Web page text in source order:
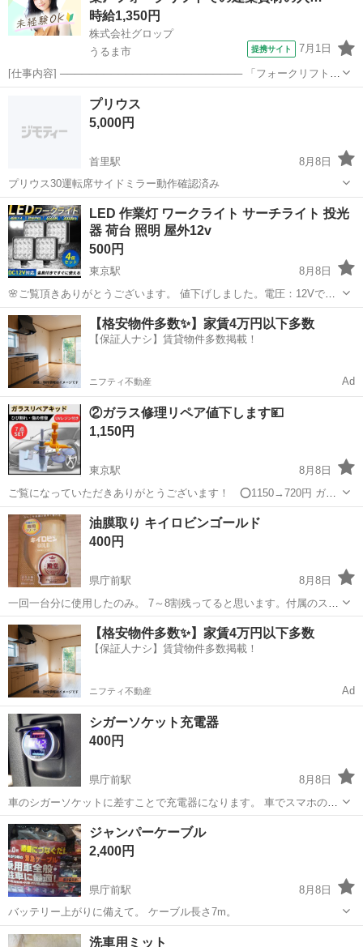
時給1,350円
株式会社グロップ
うるま市
提携サイト 7月1日
[仕事内容] ───────────────────────── 「フォークリフトの
資格はあるけど実務経験がない…」 「ブランクがあって自信がな
い…」 問題ございません！ フォークリフトの資格をお持ちであれば
未経験者やブラ...
うるま市 仕分け
プリウス
5,000円
首里駅
8月8日
プリウス30運転席サイドミラー動作確認済み
沖縄 那覇市 首里駅 外装、車外用品 ミラー
LED 作業灯 ワークライト サーチライト 投光
器 荷台 照明 屋外12v
500円
東京駅
8月8日
🌸ご覧頂きありがとうございます。 値下げしました。電圧：12Vで
す。 ⭕1個500円 ⭕ 2個1000円 ‼️1袋4個セット→1600円‼️お得 商品説
明 電圧：12Vです。 🌸付属品：本体・取付ステー・ネジ（モデル
に...
沖縄 宜野湾市 東京駅 メンテナンス用品
【格安物件多数✨】家賃4万円以下多数
【保証人ナシ】賃貸物件多数掲載！
ニフティ不動産 Ad
②ガラス修理リペア値下します💴
1,150円
東京駅
8月8日
ご覧になっていただきありがとうございます！ ⭕1150→720円 ガラ
スのひび割れや小さな傷を自宅で簡単に修理できるリペアキットで
す。 ■商品説明 ・ガラスの傷を自宅で簡単に修復できる便利なリペア
キットです。 ・大小さ...
沖縄 宜野湾市 東京駅 メンテナンス用品
油膜取り キイロビンゴールド
400円
県庁前駅
8月8日
一回一台分に使用したのみ。 7～8割残ってると思います。付属のスポ
ンジ付き。
沖縄 那覇市 県庁前駅 メンテナンス用品
【格安物件多数✨】家賃4万円以下多数
【保証人ナシ】賃貸物件多数掲載！
ニフティ不動産 Ad
シガーソケット充電器
400円
県庁前駅
8月8日
車のシガーソケットに差すことで充電器になります。 車でスマホの充
電にどうぞ。
沖縄 那覇市 県庁前駅 その他
ジャンパーケーブル
2,400円
県庁前駅
8月8日
バッテリー上がりに備えて。 ケーブル長さ7m。
沖縄 那覇市 県庁前駅
洗車用ミット